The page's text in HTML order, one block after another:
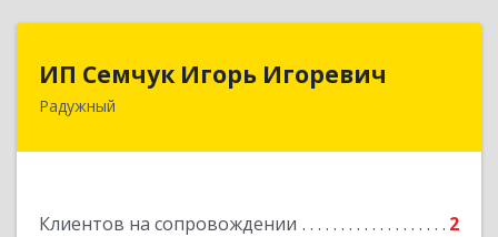
ИП Семчук Игорь Игоревич
Радужный
Клиентов на сопровождении 2
628464, ХМАО-Югра, г. Радужный, 1 мкн.,